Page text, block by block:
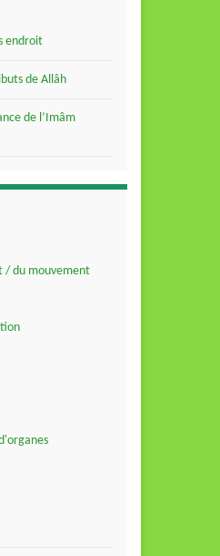
endroit
de Allâh
de l’Imâm
/ du mouvement